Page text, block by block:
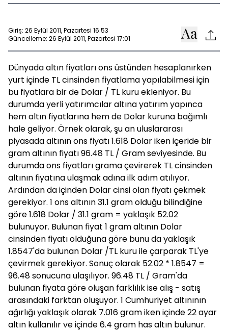
Giriş: 26 Eylül 2011, Pazartesi 16:53
Güncelleme: 26 Eylül 2011, Pazartesi 17:01
Dünyada altın fiyatları ons üstünden hesaplanırken
yurt içinde TL cinsinden fiyatlama yapılabilmesi için
bu fiyatlara bir de Dolar / TL kuru ekleniyor. Bu
durumda yerli yatırımcılar altına yatırım yapınca
hem altın fiyatlarına hem de Dolar kuruna bağımlı
hale geliyor. Örnek olarak, şu an uluslararası
piyasada altının ons fiyatı 1.618 Dolar iken içeride bir
gram altının fiyatı 96.48 TL / Gram seviyesinde. Bu
durumda ons fiyatları grama çevirerek TL cinsinden
altının fiyatına ulaşmak adına ilk adım atılıyor.
Ardından da içinden Dolar cinsi olan fiyatı çekmek
gerekiyor. 1 ons altının 31.1 gram olduğu bilindiğine
göre 1.618 Dolar / 31.1 gram = yaklaşık 52.02
bulunuyor. Bulunan fiyat 1 gram altının Dolar
cinsinden fiyatı olduğuna göre bunu da yaklaşık
1.8547'da bulunan Dolar /TL kuru ile çarparak TL'ye
çevirmek gerekiyor. Sonuç olarak 52.02 * 1.8547 =
96.48 sonucuna ulaşılıyor. 96.48 TL / Gram'da
bulunan fiyata göre oluşan farklılık ise alış - satış
arasındaki farktan oluşuyor. 1 Cumhuriyet altınının
ağırlığı yaklaşık olarak 7.016 gram iken içinde 22 ayar
altın kullanılır ve içinde 6.4 gram has altın bulunur.